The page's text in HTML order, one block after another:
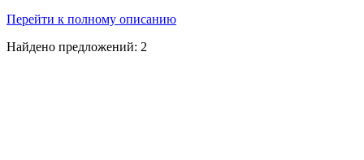
Перейти к полному описанию
Найдено предложений: 2